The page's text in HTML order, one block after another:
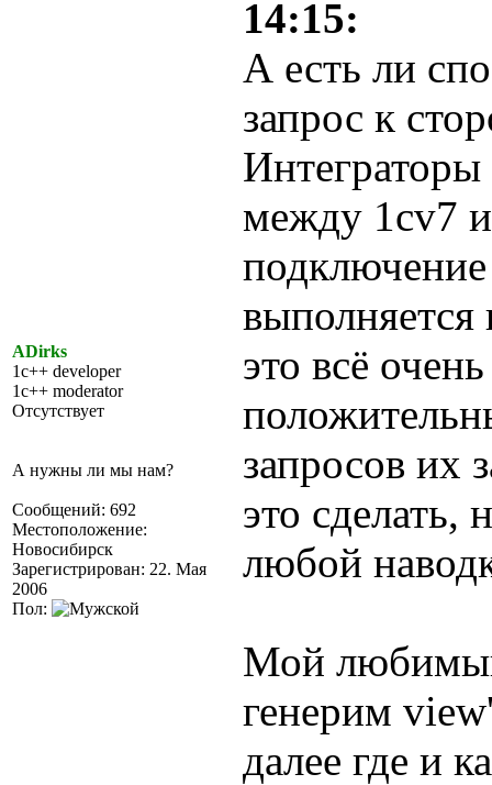
ADirks
1c++ developer
1c++ moderator
Отсутствует
А нужны ли мы нам?
Сообщений: 692
Местоположение:
Новосибирск
Зарегистрирован: 22. Мая
2006
Пол:
14:15:
А есть ли
запрос к
между 1cv7
выполняется
это всё
запросов их
это сделать,
любой
Мой
генерим
далее где и